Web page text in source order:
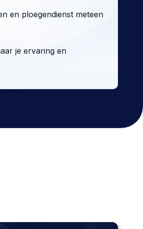
en ploegendienst meteen
je ervaring en